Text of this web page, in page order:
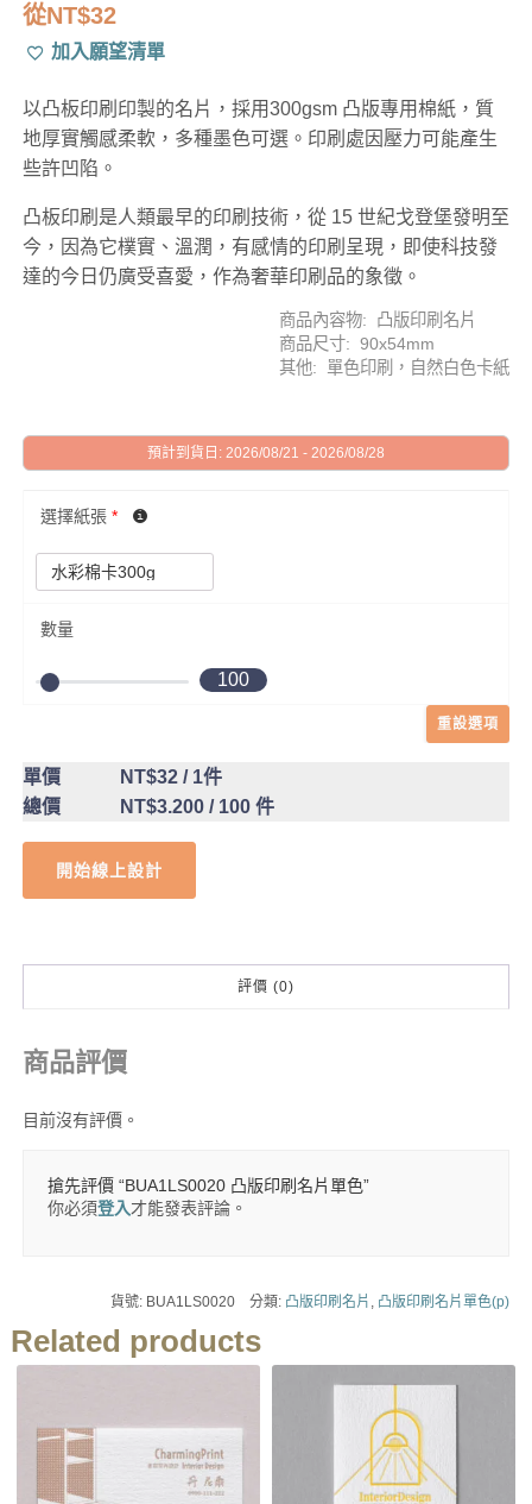
從NT$32
加入願望清單
以凸板印刷印製的名片，採用300gsm 凸版專用棉紙，質
地厚實觸感柔軟，多種墨色可選。印刷處因壓力可能產生
些許凹陷。
凸板印刷是人類最早的印刷技術，從 15 世紀戈登堡發明至
今，因為它樸實、溫潤，有感情的印刷呈現，即使科技發
達的今日仍廣受喜愛，作為奢華印刷品的象徵。
商品內容物: 凸版印刷名片
商品尺寸: 90x54mm
其他: 單色印刷，自然白色卡紙
預計到貨日: 2026/08/21 - 2026/08/28
選擇紙張 *
數量
100
重設選項
單價 NT$32/ 1件
總價
NT$3.200/ 100 件
開始線上設計
評價 (0)
商品評價
目前沒有評價。
搶先評價 “BUA1LS0020 凸版印刷名片單色”
你必須登入才能發表評論。
貨號: BUA1LS0020 分類: 凸版印刷名片 凸版印刷名片單色(p)
Related products